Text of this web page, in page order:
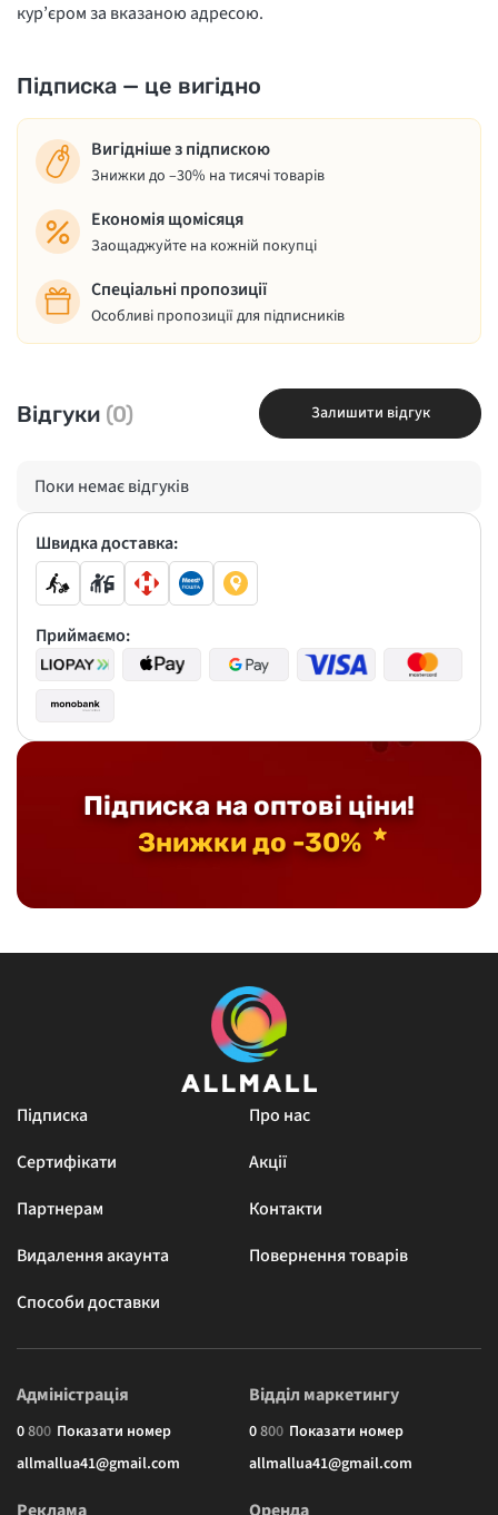
кур’єром за вказаною адресою.
Підписка — це вигідно
Вигідніше з підпискою
Знижки до –30% на тисячі товарів
Економія щомісяця
Заощаджуйте на кожній покупці
Спеціальні пропозиції
Особливі пропозиції для підписників
Відгуки (0) Залишити відгук
Поки немає відгуків
Підписка на оптові ціни!
Знижки до -30%
Швидка доставка:
Приймаємо:
Підписка
Про нас
Сертифікати
Акції
Партнерам
Контакти
Видалення акаунта
Повернення товарів
Способи доставки
Адміністрація
0800 Показати номер
allmallua41@gmail.com
Відділ маркетингу
0800 Показати номер
allmallua41@gmail.com